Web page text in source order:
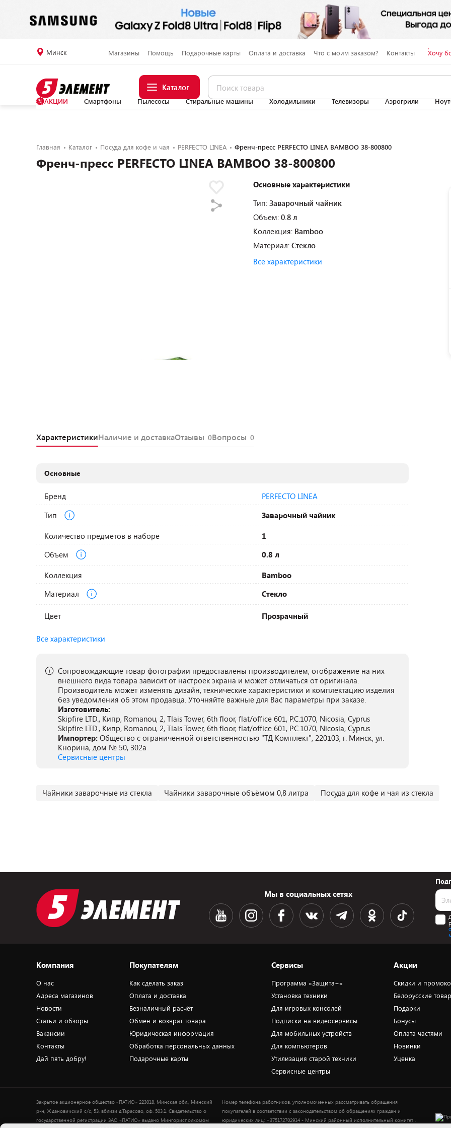
Минск Магазины Помощь Подарочные карты Оплата и доставка Что с моим заказом? Контакты Хочу
Каталог
АКЦИИ Смартфоны Пылесосы Стиральные машины Холодильники Телевизоры Аэрогрили
Главная Каталог Посуда для кофе и чая PERFECTO LINEA Френч-пресс PERFECTO LINEA BAMBOO 38-800800
Френч-пресс PERFECTO LINEA BAMBOO 38-800800
Основные характеристики
Тип: Заварочный чайник
Объем: 0.8 л
Коллекция: Bamboo
Материал: Стекло
Все характеристики
ХарактеристикиНаличие и доставкаОтзывы 0Вопросы 0
Основные
Бренд
PERFECTO LINEA
Тип
Заварочный чайник
Количество предметов в наборе
1
Объем
0.8 л
Коллекция
Bamboo
Материал
Стекло
Цвет Прозрачный
Все характеристики
Сопровождающие товар фотографии предоставлены производителем, отображение на них
внешнего вида товара зависит от настроек экрана и может отличаться от оригинала.
Производитель может изменять дизайн, технические характеристики и комплектацию изделия
без уведомления об этом продавца. Уточняйте важные для Вас параметры при заказе.
Изготовитель:
Skipfire LTD., Кипр, Romanou, 2, Tlais Tower, 6th floor, flat/office 601, P.C.1070, Nicosia, Cyprus
Skipfire LTD., Кипр, Romanou, 2, Tlais Tower, 6th floor, flat/office 601, P.C.1070, Nicosia, Cyprus
Импортер: Общество с ограниченной ответственностью "ТД Комплект", 220103, г. Минск, ул.
Кнорина, дом № 50, 302а
Сервисные центры
Чайники заварочные из стекла Чайники заварочные объёмом 0,8 литра Посуда для кофе и чая из стекла
Мы в социальных сетях
Компания
О нас
Адреса магазинов
Новости
Статьи и обзоры
Вакансии
Контакты
Дай пять добру!
Покупателям
Как сделать заказ
Оплата и доставка
Безналичный расчёт
Обмен и возврат товара
Юридическая информация
Обработка персональных данных
Подарочные карты
Сервисы
Программа «Защита+»
Установка техники
Для игровых консолей
Подписки на видеосервисы
Для мобильных устройств
Для компьютеров
Утилизация старой техники
Сервисные центры
Акции
Скидки и
Белорусские
Подарки
Бонусы
Оплата частями
Новинки
Уценка
Закрытое акционерное общество «ПАТИО» 223018, Минская обл., Минский
р-н, Ждановичский с/с, 53, вблизи д.Тарасово, оф. 503.1. Свидетельство о
государственной регистрации ЗАО «ПАТИО» выдано Мингорисполкомом
Номер телефона работников, уполномоченных рассматривать обращения
покупателей в соответствии с законодательством об обращениях граждан и
юридических лиц: +375172702914 - Минский районный исполнительный комитет ,